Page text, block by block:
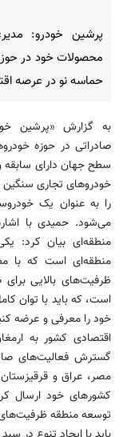
پرشین خودرو:
محصولات خود در
حماسه نو در عرصه
به گزارش «پرشین
صادراتی در حوزه‌
سطح جهان دارای سابقه
را به عنوان یک
می‌شود. حمیدی با
منطقه‌ای بیان کرد:
منطقه‌ای است که با
ظرفیت‌های بالایی
است، که باید با توان
خود را معرفی و عرضه
اقتصادی کشور به
گسترش فعالیت‌های
مصر، عراق و
کشورهای خود ارسال
توسعه منطقه ظرفیت‌های